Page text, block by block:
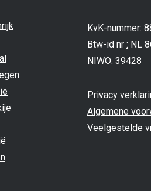
KvK-nummer:
Btw-id nr : NL
NIWO: 39428
Privacy
Algemene
Veelgestelde